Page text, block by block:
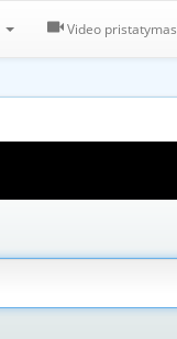
Video pristatymas